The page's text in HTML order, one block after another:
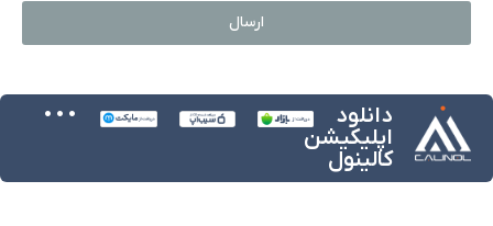
ارسال
دانلود
اپلیکیشن
کالینول
...